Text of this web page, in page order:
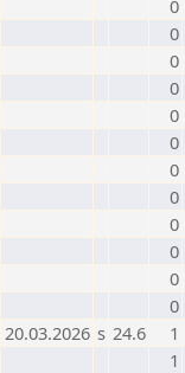
0
0
0
0
0
0
0
0
0
0
0
0
20.03.2026 s 24.6 1
1